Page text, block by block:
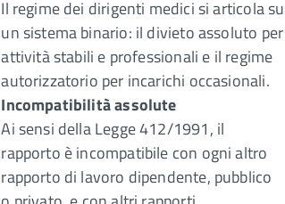
Il regime dei dirigenti medici si articola su
un sistema binario: il divieto assoluto per
attività stabili e professionali e il regime
autorizzatorio per incarichi occasionali.
Incompatibilità assolute
Ai sensi della Legge 412/1991, il
rapporto è incompatibile con ogni altro
rapporto di lavoro dipendente, pubblico